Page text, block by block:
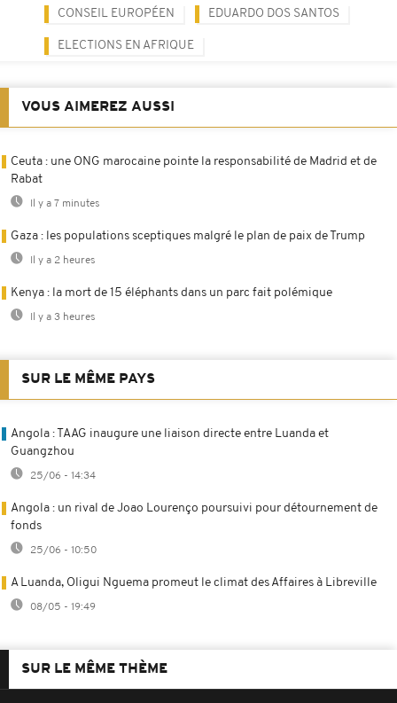
CONSEIL EUROPÉEN EDUARDO DOS SANTOS
ELECTIONS EN AFRIQUE
VOUS AIMEREZ AUSSI
Ceuta : une ONG marocaine pointe la responsabilité de Madrid et de
Rabat
Il y a 7 minutes
Gaza : les populations sceptiques malgré le plan de paix de Trump
Il y a 2 heures
Kenya : la mort de 15 éléphants dans un parc fait polémique
Il y a 3 heures
SUR LE MÊME PAYS
Angola : TAAG inaugure une liaison directe entre Luanda et
Guangzhou
25/06 - 14:34
Angola : un rival de Joao Lourenço poursuivi pour détournement de
fonds
25/06 - 10:50
A Luanda, Oligui Nguema promeut le climat des Affaires à Libreville
08/05 - 19:49
SUR LE MÊME THÈME